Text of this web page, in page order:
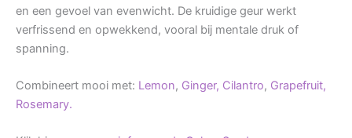
en een gevoel van evenwicht. De kruidige geur werkt
verfrissend en opwekkend, vooral bij mentale druk of
spanning.
Combineert mooi met: Lemon, Ginger, Cilantro, Grapefruit,
Rosemary.